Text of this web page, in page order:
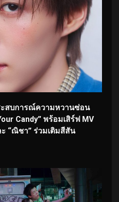
ะสบการณ์ความหวานซ่อน
Candy” พร้อมเสิร์ฟ MV
ะ “ณิชา” ร่วมเติมสีสัน